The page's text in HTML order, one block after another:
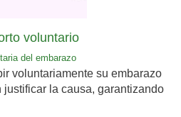
voluntario
del embarazo
voluntariamente su embarazo
justificar la causa, garantizando